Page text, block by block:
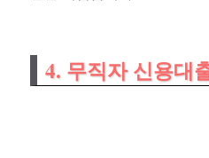
4. 무직자 신용대